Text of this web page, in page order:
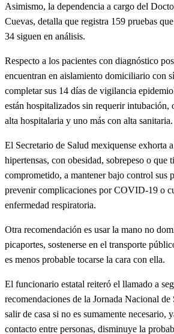
Asimismo, la dependencia a cargo del
Cuevas, detalla que registra 159 pruebas
34 siguen en análisis.
Respecto a los pacientes con diagnóstico
encuentran en aislamiento domiciliario con
completar sus 14 días de vigilancia
están hospitalizados sin requerir intubación,
alta hospitalaria y uno más con alta sanitaria.
El Secretario de Salud mexiquense exhorta
hipertensas, con obesidad, sobrepeso o que
comprometido, a mantener bajo control sus
prevenir complicaciones por COVID-19 o
enfermedad respiratoria.
Otra recomendación es usar la mano no
picaportes, sostenerse en el transporte
es menos probable tocarse la cara con ella.
El funcionario estatal reiteró el llamado a
recomendaciones de la Jornada Nacional
salir de casa si no es sumamente necesario,
contacto entre personas, disminuye la